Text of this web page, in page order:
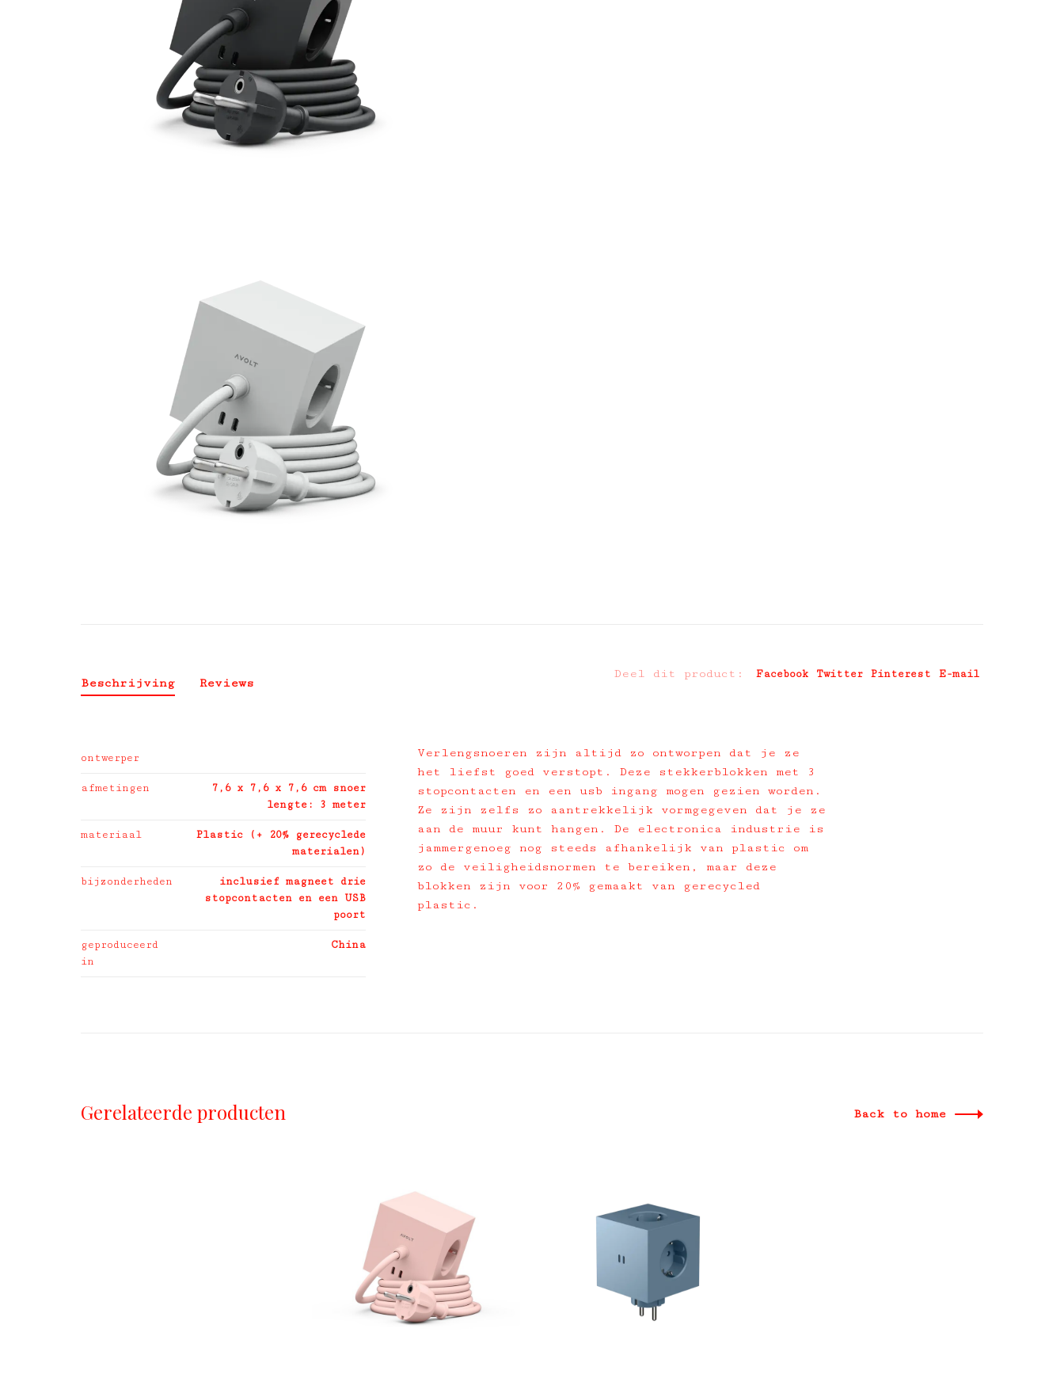
Deel dit product: Facebook Twitter Pinterest E-mail
Beschrijving Reviews
ontwerper
afmetingen
7,6 x 7,6 x 7,6 cm snoer
lengte: 3 meter
materiaal
Plastic (+ 20% gerecyclede
materialen)
bijzonderheden
inclusief magneet drie
stopcontacten en een USB
poort
geproduceerd
in
China
Verlengsnoeren zijn altijd zo ontworpen dat je ze
het liefst goed verstopt. Deze stekkerblokken met 3
stopcontacten en een usb ingang mogen gezien worden.
Ze zijn zelfs zo aantrekkelijk vormgegeven dat je ze
aan de muur kunt hangen. De electronica industrie is
jammergenoeg nog steeds afhankelijk van plastic om
zo de veiligheidsnormen te bereiken, maar deze
blokken zijn voor 20% gemaakt van gerecycled
plastic.
Gerelateerde producten Back to home